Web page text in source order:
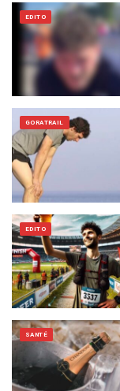
EDITO
GORATRAIL
EDITO
SANTÉ